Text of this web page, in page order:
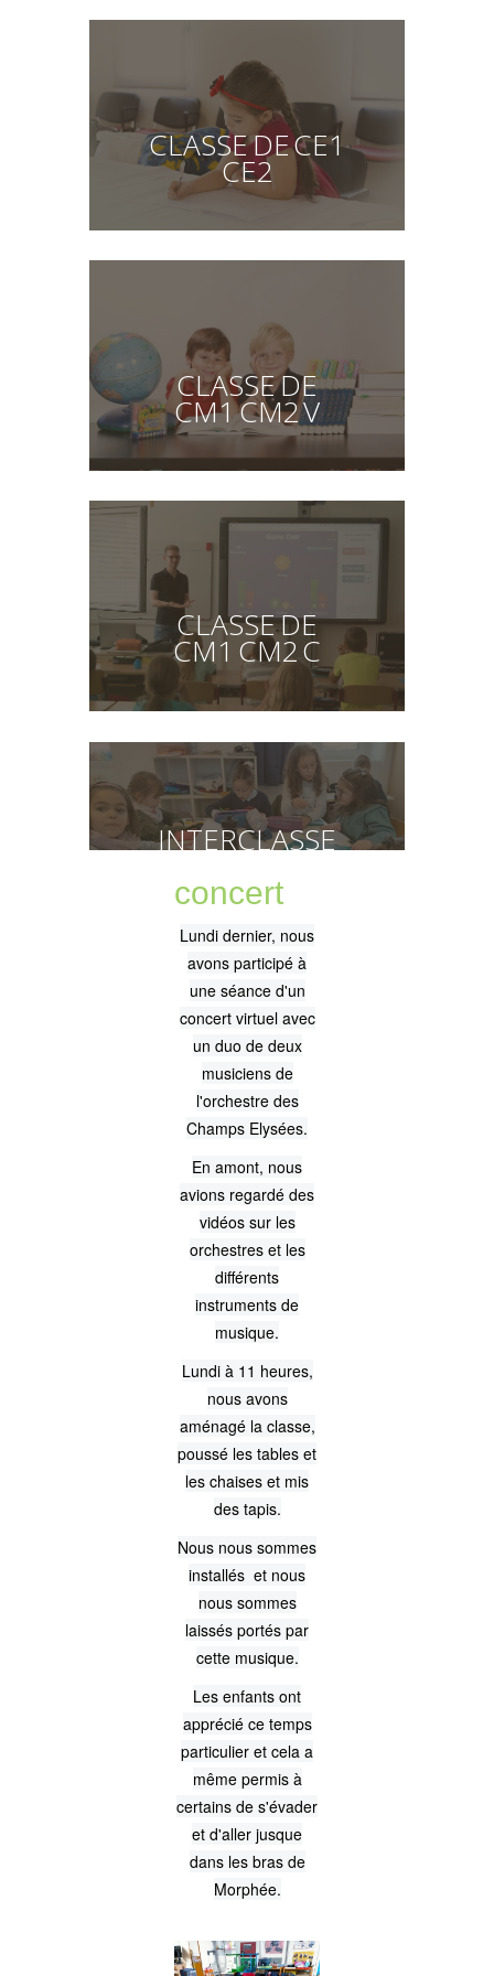
CLASSE DE CE1
CE2
CLASSE DE
CM1 CM2 V
CLASSE DE
CM1 CM2 C
INTERCLASSE
concert
Lundi dernier, nous
avons participé à
une séance d'un
concert virtuel avec
un duo de deux
musiciens de
l'orchestre des
Champs Elysées.
En amont, nous
avions regardé des
vidéos sur les
orchestres et les
différents
instruments de
musique.
Lundi à 11 heures,
nous avons
aménagé la classe,
poussé les tables et
les chaises et mis
des tapis.
Nous nous sommes
installés et nous
nous sommes
laissés portés par
cette musique.
Les enfants ont
apprécié ce temps
particulier et cela a
même permis à
certains de s'évader
et d'aller jusque
dans les bras de
Morphée.